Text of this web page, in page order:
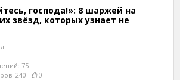
господа!»: 8 шаржей на
звёзд, которых узнает не
75
240
0